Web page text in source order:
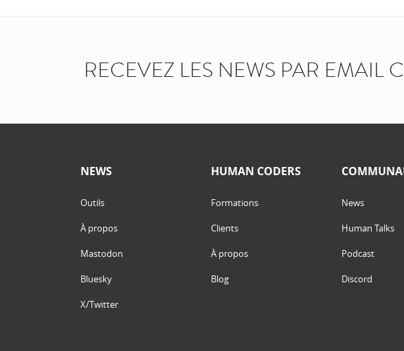
RECEVEZ LES NEWS PAR EMAIL
NEWS
Outils
À propos
Mastodon
Bluesky
X/Twitter
HUMAN CODERS
Formations
Clients
À propos
Blog
News
Human Talks
Podcast
Discord